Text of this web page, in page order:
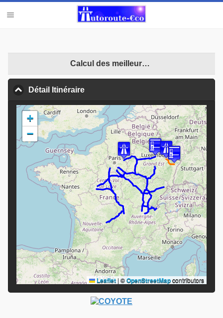
Calcul des meilleures opportunités
Détail Itinéraire
+
−
Leaflet | ©OpenStreetMapcontributors